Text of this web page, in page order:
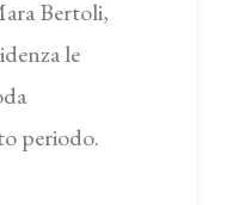
Bertoli,
le
periodo.